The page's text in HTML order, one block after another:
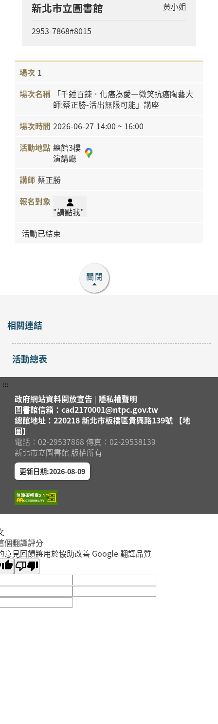
新北市立圖書館 黃小姐
2953-7868#8015
1
「千錘百鍊．化癌為愛—微笑抗癌陶藝大
師:蔡正勝-活出無限可能」講座
2026-06-27 14:00 ~ 16:00
總館3樓
演講廳
蔡正勝
"請點我"
活動已結束
關閉
相關連結
活動總表
:::
政府網站資料開放宣告 | 隱私權聲明
圖書館信箱：cad2170001@ntpc.gov.tw
總館地址：220218 新北市板橋區貴興路139號 【地
圖】
電話：02-29537868 傳真：02-29538139
新北市立圖書館 版權所有
更新日期:2026-08-09
個翻譯評分
意見回饋將用於協助改善 Google 翻譯品質